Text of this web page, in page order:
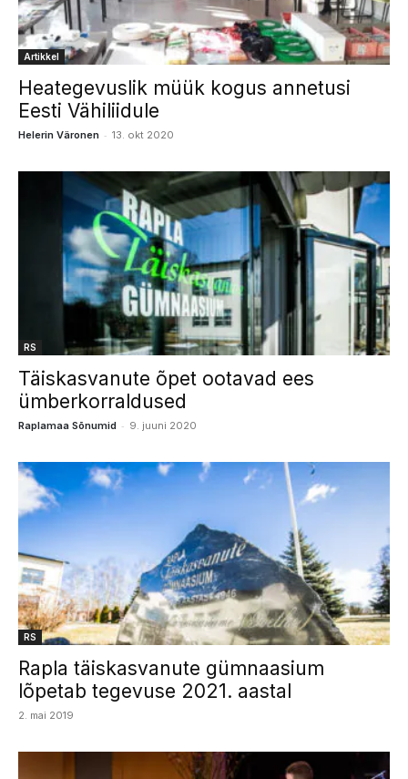
Artikkel
Heategevuslik müük kogus annetusi
Eesti Vähiliidule
Helerin Väronen - 13. okt 2020
RS
Täiskasvanute õpet ootavad ees
ümberkorraldused
Raplamaa Sõnumid - 9. juuni 2020
RS
Rapla täiskasvanute gümnaasium
lõpetab tegevuse 2021. aastal
2. mai 2019